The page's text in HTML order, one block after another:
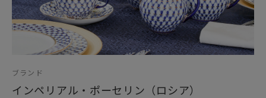
したヴォロビエフスキーが
早くから取り組み、最も得意としたモチーフは
ロシアの民俗を主題としたもの。
ロシアに古くから伝わる民話をもとにしつつ
それが現在においても高く評価されています。
ブランド
インペリアル・ポーセリン（ロシア）